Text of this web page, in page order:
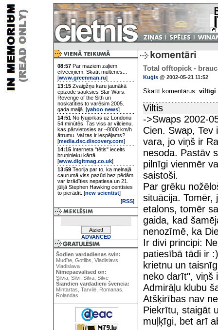
08:57 Par maziem zaļiem
cilvēciņiem. Skatīt multenes...
[www.greenman.ru]
13:15 Zvaigžņu karu jaunākā
epizode sauksies Star Wars:
Revenge of the Sith un
noskatīties to varēsim 2005.
gada maijā. [yahoo news]
14:51 No Ņujorkas uz Londonu
54 minūtēs. Tas viss ar vilcienu,
kas pārvietosies ar ~8000 km/h
ātrumu. Vai tas ir iespējams?
[media.dsc.discovery.com]
14:15 Interneta "tētis" iecelts
bruņinieku kārtā.
[www.digitmag.co.uk]
13:59 Teorija par to, ka melnajā
caurumā viss pazūd bez pēdām
var izrādīties nepatiesa un 21.
jūlijā Stephen Hawking centīsies
to pierādīt. [new scientist]
[RSS]
ADVANCED
Šodien vardadienas svin:
Mudīte, Gotlibs, Vladislavs,
Vladislava
Nimepaevalised on:
Silvia, Silvi, Silva, Silve
Šiandien vardadieni švencia:
Mintartas, Tarvilė, Romanas,
Rolandas
Total offtopick -
Kuģis @ 2002-05-21 11:52
Skatīt komentārus: viltīgi
Viltis
->Swaps 2002-
Cien. Swap,
vara, jo viņš ir
nesoda. Pastāv
pilnīgi vienmēr
saistoši.
Par grēku
situācija. Tomēr,
etalons, tomēr
gaida, kad
nenozīmē, ka
Ir divi principi:
patiesībā tādi ir
krietnu un
neko darīt", viņš
Admirāļu klubu
Atšķirības nav
Piekrītu, staigāt
muļķīgi, bet arī